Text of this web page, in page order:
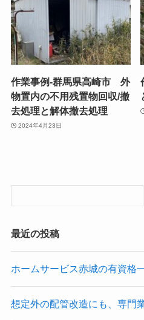
作業事例-群馬県高崎市 外
物置内の不用残置物回収/撤
去処理と解体撤去処理
2024年4月23日
最近の投稿
ホームサービス赤城の有資格
想定外の配管改造にも、専門